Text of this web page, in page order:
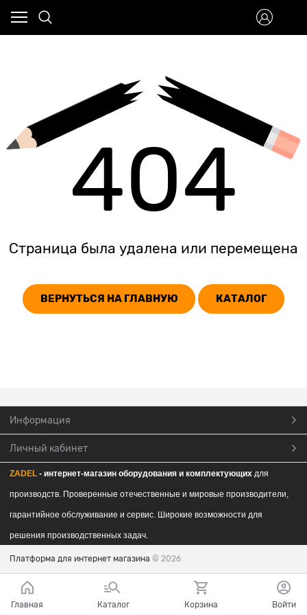
404
Страница была удалена или перемещена
ВЕРНУТЬСЯ НА ГЛАВНУЮ КАТАЛОГ
Информация
Личный кабинет
ZADEL - интернет-магазин оборудования и комплектующих для
производств. Проверенные отечественные и мировые производители,
гарантийное обслуживание и сервис. Широкие возможности для
решения производственных задач.
Платформа для интернет магазина © 2026
Главная Каталог Корзина Войти